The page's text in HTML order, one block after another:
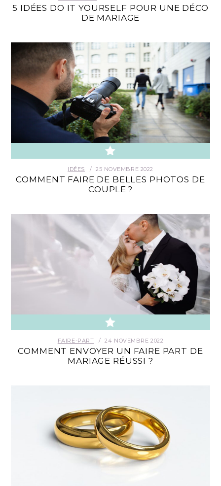
5 IDÉES DO IT YOURSELF POUR UNE DÉCO
DE MARIAGE
IDÉES 25 NOVEMBRE 2022
COMMENT FAIRE DE BELLES PHOTOS DE
COUPLE ?
FAIRE-PART 24 NOVEMBRE 2022
COMMENT ENVOYER UN FAIRE PART DE
MARIAGE RÉUSSI ?